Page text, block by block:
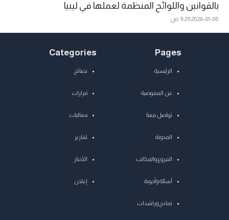
بالقوانين واللوائح المنظمة لعملها في ليبيا
2026-01-089:29 ص
Pages
الرئيسية
عن المفوضية
تواصل معنا
المدونة
الفروع والمكاتب
أسئلة وأجوبة
نماذج وراشدات
Categories
نصائح
قرارات
فعاليات
تقارير
الأخبار
إعلان